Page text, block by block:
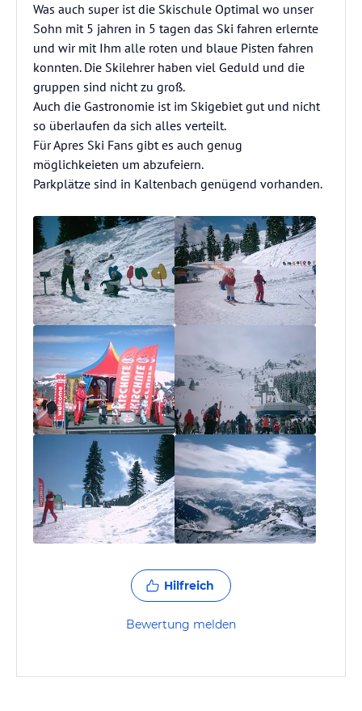
Was auch super ist die Skischule Optimal wo unser
Sohn mit 5 jahren in 5 tagen das Ski fahren erlernte
und wir mit Ihm alle roten und blaue Pisten fahren
konnten. Die Skilehrer haben viel Geduld und die
gruppen sind nicht zu groß.
Auch die Gastronomie ist im Skigebiet gut und nicht
so überlaufen da sich alles verteilt.
Für Apres Ski Fans gibt es auch genug
möglichkeieten um abzufeiern.
Parkplätze sind in Kaltenbach genügend vorhanden.
Hilfreich
Bewertung melden